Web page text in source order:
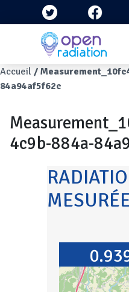
Aller au contenu principal
Fil d'Ariane
Accueil
84a94af5f62c
4c9b-884a-